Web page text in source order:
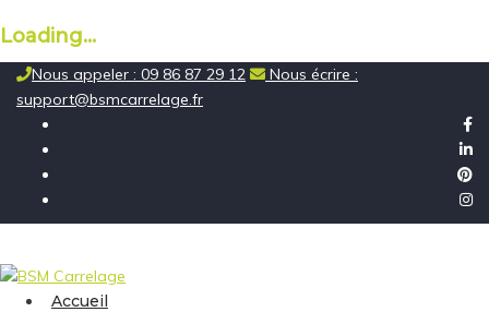
Loading...
Skip
content
Nous appeler : 09 86 87 29 12
Nous écrire :
support@bsmcarrelage.fr
Accueil